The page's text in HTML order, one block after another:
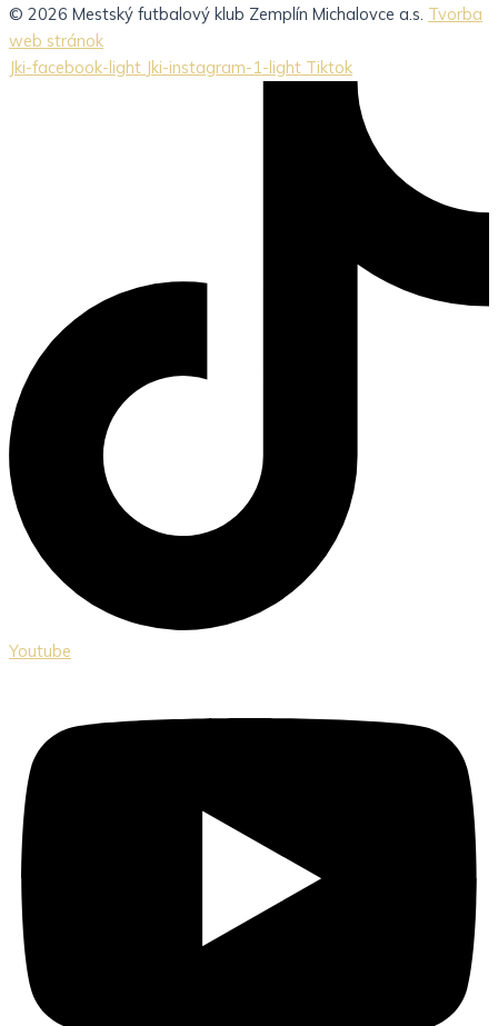
© 2026 Mestský futbalový klub Zemplín Michalovce a.s. Tvorba
web stránok
Jki-facebook-light Jki-instagram-1-light Tiktok
Youtube